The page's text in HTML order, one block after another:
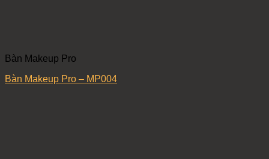
Bàn Makeup Pro
Bàn Makeup Pro – MP004